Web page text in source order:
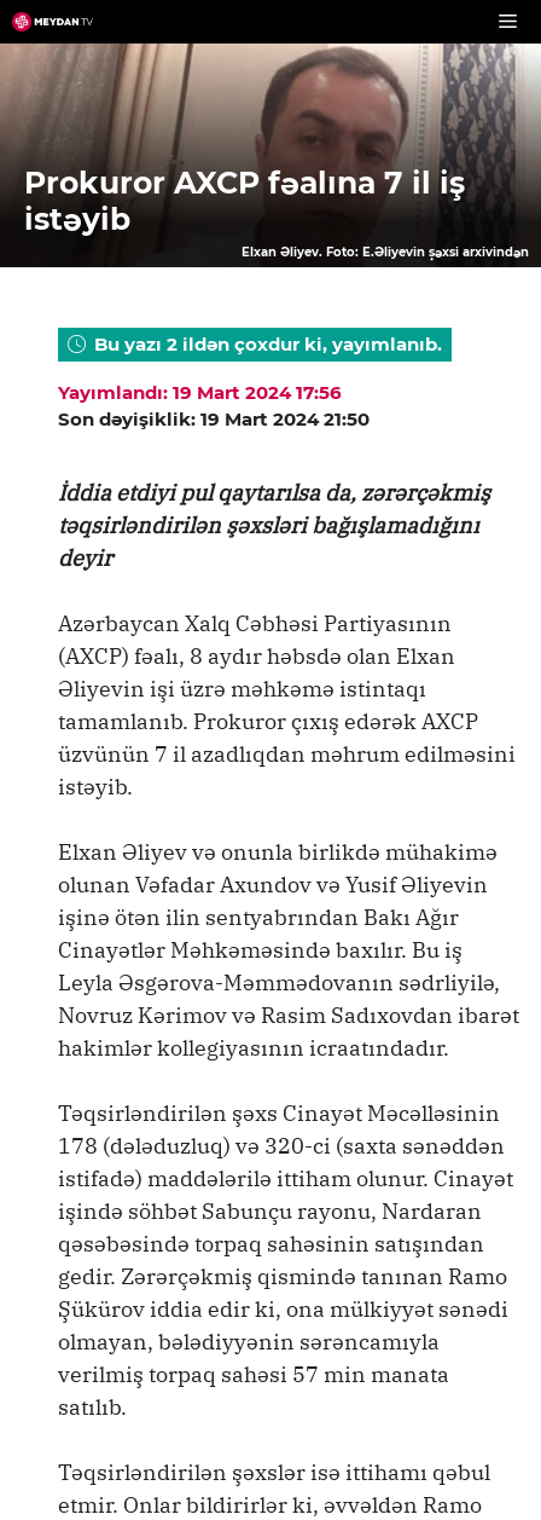
Skip
to
content
Prokuror AXCP fəalına 7 il iş
istəyib
Elxan Əliyev. Foto: E.Əliyevin şəxsi arxivindən
Bu yazı 2 ildən çoxdur ki, yayımlanıb.
Yayımlandı: 19 Mart 2024 17:56
Son dəyişiklik: 19 Mart 2024 21:50
İddia etdiyi pul qaytarılsa da, zərərçəkmiş
təqsirləndirilən şəxsləri bağışlamadığını
deyir
Azərbaycan Xalq Cəbhəsi Partiyasının
(AXCP) fəalı, 8 aydır həbsdə olan Elxan
Əliyevin işi üzrə məhkəmə istintaqı
tamamlanıb. Prokuror çıxış edərək AXCP
üzvünün 7 il azadlıqdan məhrum edilməsini
istəyib.
Elxan Əliyev və onunla birlikdə mühakimə
olunan Vəfadar Axundov və Yusif Əliyevin
işinə ötən ilin sentyabrından Bakı Ağır
Cinayətlər Məhkəməsində baxılır. Bu iş
Leyla Əsgərova-Məmmədovanın sədrliyilə,
Novruz Kərimov və Rasim Sadıxovdan ibarət
hakimlər kollegiyasının icraatındadır.
Təqsirləndirilən şəxs Cinayət Məcəlləsinin
178 (dələduzluq) və 320-ci (saxta sənəddən
istifadə) maddələrilə ittiham olunur. Cinayət
işində söhbət Sabunçu rayonu, Nardaran
qəsəbəsində torpaq sahəsinin satışından
gedir. Zərərçəkmiş qismində tanınan Ramo
Şükürov iddia edir ki, ona mülkiyyət sənədi
olmayan, bələdiyyənin sərəncamıyla
verilmiş torpaq sahəsi 57 min manata
satılıb.
Təqsirləndirilən şəxslər isə ittihamı qəbul
etmir. Onlar bildirirlər ki, əvvəldən Ramo